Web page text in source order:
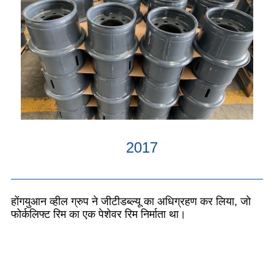
2017
होंगयुआन व्हील ग्रुप ने जीटीडब्ल्यू का अधिग्रहण कर लिया, जो
फोर्कलिफ्ट रिम का एक पेशेवर रिम निर्माता था।